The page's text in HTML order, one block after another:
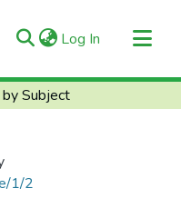
Log In (current)
Subject
1/2